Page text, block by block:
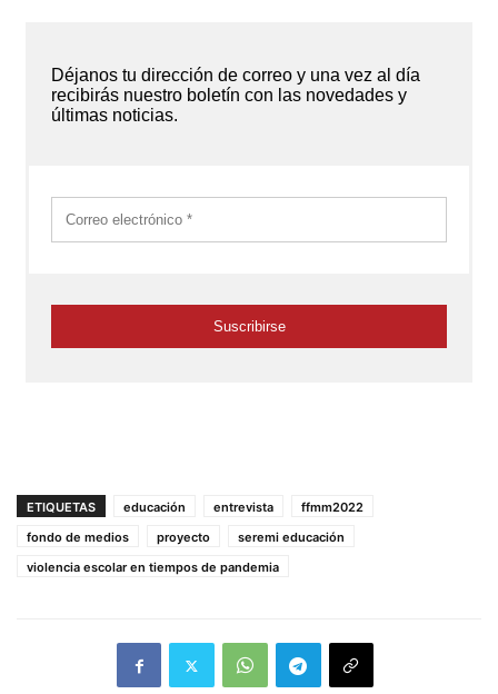
ETIQUETAS educación entrevista
ffmm2022
fondo de medios
proyecto
seremi educación
violencia escolar en tiempos de pandemia